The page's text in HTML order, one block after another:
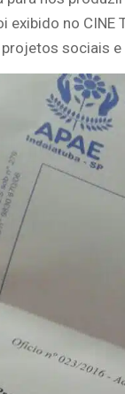
exibido no CINE
sociais